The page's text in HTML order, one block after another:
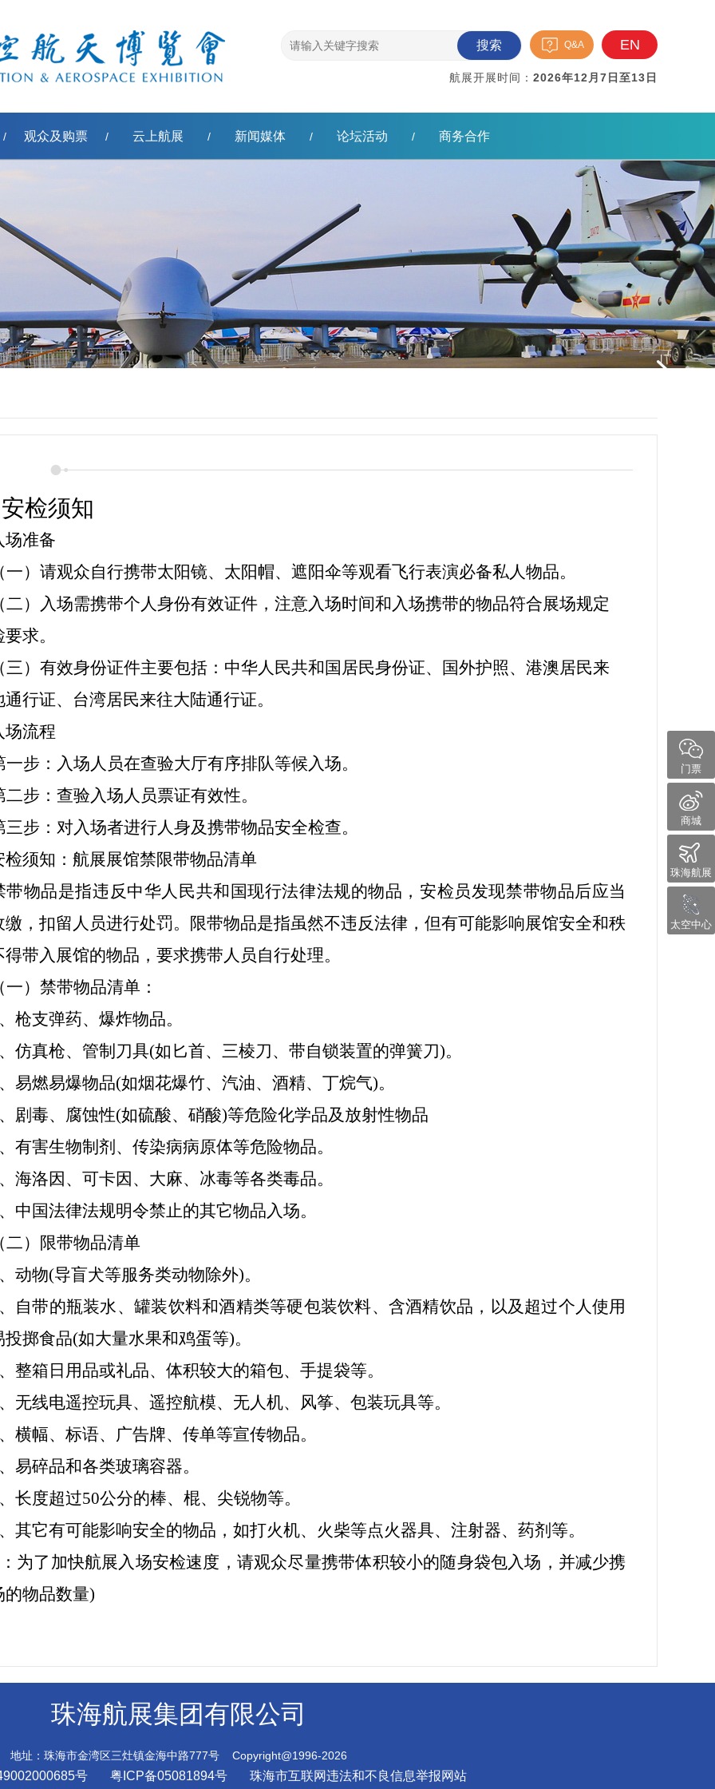
搜索 Q&A EN
航展开展时间： 2026年12月7日至13日
/ 观众及购票 / 云上航展 / 新闻媒体 / 论坛活动 / 商务合作
检须知
场准备
一）请观众自行携带太阳镜、太阳帽、遮阳伞等观看飞行表演必备私人物品。
二）入场需携带个人身份有效证件，注意入场时间和入场携带的物品符合展场规定
求。
三）有效身份证件主要包括：中华人民共和国居民身份证、国外护照、港澳居民来
行证、
台湾居民来往大陆通行证。
场流程
一步：入场人员在查验大厅有序排队等候入场。
二步：查验入场人员票证有效性。
三步：对入场者进行人身及携带物品安全检查。
检须知：航展展馆禁限带物品清单
带物品是指违反中华人民共和国现行法律法规的物品，安检员发现禁带物品后应当
缴，扣留人员进行处罚。限带物品是指虽然不违反法律，但有可能影响展馆安全和秩
带入展馆的物品，要求携带人员自行处理。
一）禁带物品清单：
枪支弹药、爆炸物品。
仿真枪、管制刀具(如匕首、三棱刀、带自锁装置的弹簧刀)。
易燃易爆物品(如烟花爆竹、汽油、酒精、丁烷气)。
剧毒、腐蚀性(如硫酸、硝酸)等危险化学品及放射性物品
有害生物制剂、传染病病原体等危险物品。
海洛因、可卡因、大麻、冰毒等各类毒品。
中国法律法规明令禁止的其它物品入场。
二）限带物品清单
动物(导盲犬等服务类动物除外)。
自带的瓶装水、罐装饮料和酒精类等硬包装饮料、含酒精饮品，以及超过个人使用
掷食品(如大量水果和鸡蛋等)。
整箱日用品或礼品、体积较大的箱包、手提袋等。
无线电遥控玩具、遥控航模、无人机、风筝、包装玩具等。
横幅、标语、广告牌、传单等宣传物品。
易碎品和各类玻璃容器。
长度超过50公分的棒、棍、尖锐物等。
其它有可能影响安全的物品，如打火机、火柴等点火器具、注射器、药剂等。
为了加快航展入场安检速度，请观众尽量携带体积较小的随身袋包入场，并减少携
的物品数量)
珠海航展集团有限公司
地址：珠海市金湾区三灶镇金海中路777号 Copyright@1996-2026
号 粤ICP备05081894号 珠海市互联网违法和不良信息举报网站
门票
商城
珠海航展
太空中心